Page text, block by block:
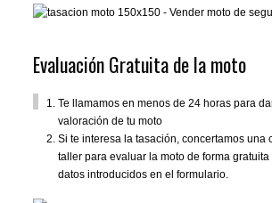
Evaluación Gratuita de la moto
Te llamamos en menos de 24 horas para
valoración de tu moto
Si te interesa la tasación, concertamos una
taller para evaluar la moto de forma
datos introducidos en el formulario.